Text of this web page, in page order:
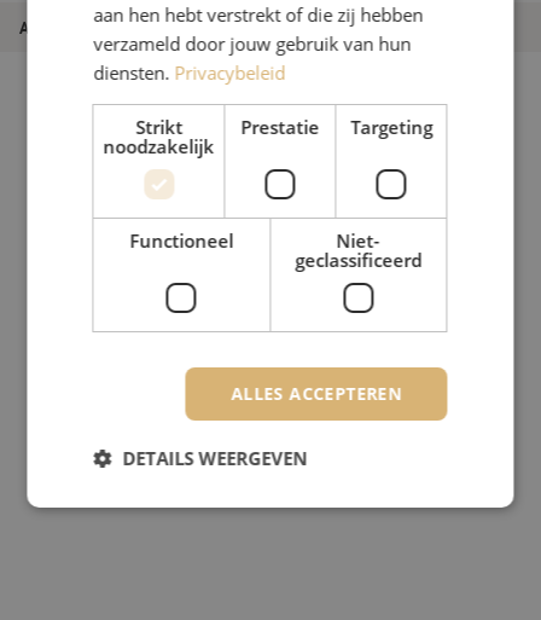
Artikelnummer M20000111
aan hen hebt verstrekt of die zij hebben
verzameld door jouw gebruik van hun
diensten. Privacybeleid
Strikt
noodzakelijk
Prestatie Targeting
Functioneel
Niet-
geclassificeerd
ALLES ACCEPTEREN
DETAILS WEERGEVEN